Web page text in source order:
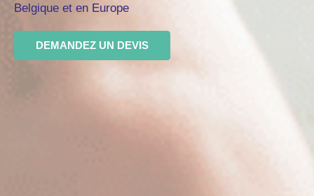
Belgique et en Europe
DEMANDEZ UN DEVIS